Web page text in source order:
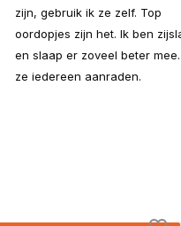
zijn, gebruik ik ze zelf. Top
oordopjes zijn het. Ik ben
en slaap er zoveel beter
ze iedereen aanraden.